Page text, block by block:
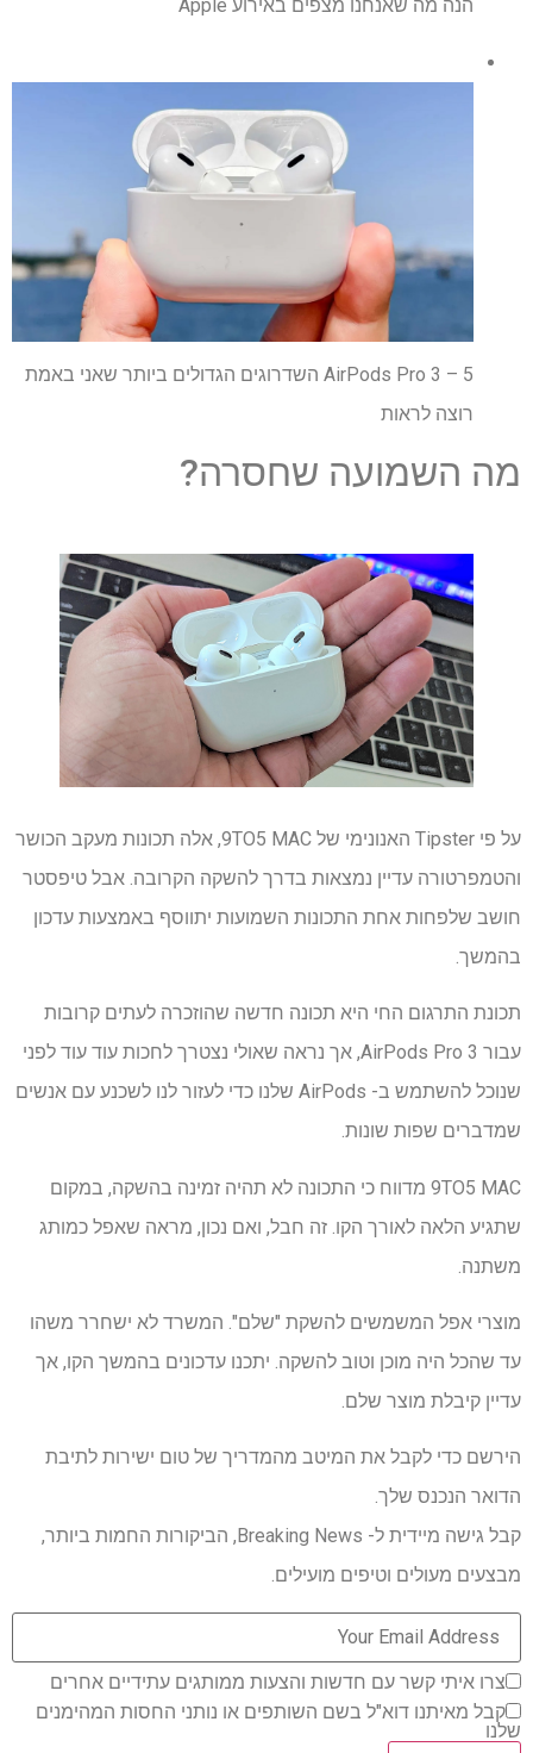
הנה מה שאנחנו מצפים באירוע Apple
AirPods Pro 3 – 5 השדרוגים הגדולים ביותר שאני באמת
רוצה לראות
מה השמועה שחסרה?
על פי Tipster האנונימי של 9TO5 MAC, אלה תכונות מעקב הכושר
והטמפרטורה עדיין נמצאות בדרך להשקה הקרובה. אבל טיפסטר
חושב שלפחות אחת התכונות השמועות יתווסף באמצעות עדכון
בהמשך.
תכונת התרגום החי היא תכונה חדשה שהוזכרה לעתים קרובות
עבור AirPods Pro 3, אך נראה שאולי נצטרך לחכות עוד עוד לפני
שנוכל להשתמש ב- AirPods שלנו כדי לעזור לנו לשכנע עם אנשים
שמדברים שפות שונות.
9TO5 MAC מדווח כי התכונה לא תהיה זמינה בהשקה, במקום
שתגיע הלאה לאורך הקו. זה חבל, ואם נכון, מראה שאפל כמותג
משתנה.
מוצרי אפל המשמשים להשקת "שלם". המשרד לא ישחרר משהו
עד שהכל היה מוכן וטוב להשקה. יתכנו עדכונים בהמשך הקו, אך
עדיין קיבלת מוצר שלם.
הירשם כדי לקבל את המיטב מהמדריך של טום ישירות לתיבת
הדואר הנכנס שלך.
קבל גישה מיידית ל- Breaking News, הביקורות החמות ביותר,
מבצעים מעולים וטיפים מועילים.
צרו איתי קשר עם חדשות והצעות ממותגים עתידיים אחרים
קבל מאיתנו דוא"ל בשם השותפים או נותני החסות המהימנים
שלנו